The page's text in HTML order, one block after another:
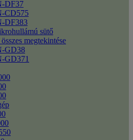
DF37
CD575
DF383
sütő
megtekintése
GD38
GD371